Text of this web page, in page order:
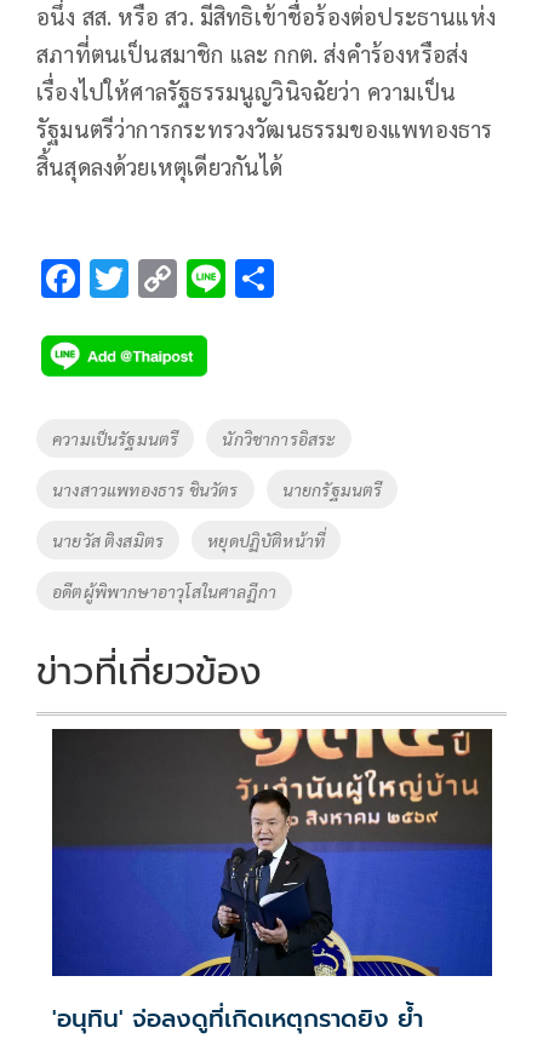
อนึ่ง สส. หรือ สว. มีสิทธิเข้าชื่อร้องต่อประธานแห่ง
สภาที่ตนเป็นสมาชิก และ กกต. ส่งคำร้องหรือส่ง
เรื่องไปให้ศาลรัฐธรรมนูญวินิจฉัยว่า ความเป็น
รัฐมนตรีว่าการกระทรวงวัฒนธรรมของแพทองธาร
สิ้นสุดลงด้วยเหตุเดียวกันได้
F
e
b
o
k
T
tt
er
C
p
y
Li
n
k
Li
Tags
ความเป็นรัฐมนตรี นักวิชาการอิสระ
นางสาวแพทองธาร​ ชินวัตร​ นายกรัฐมนตรี
นายวัส ติงสมิตร หยุดปฏิบัติหน้าที่
อดีตผู้พิพากษาอาวุโสในศาลฏีกา
ข่าวที่เกี่ยวข้อง
'อนุทิน' จ่อลงดูที่เกิดเหตุกราดยิง ย้ำ